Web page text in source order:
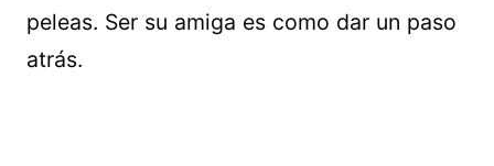
peleas. Ser su amiga es como dar un paso
atrás.